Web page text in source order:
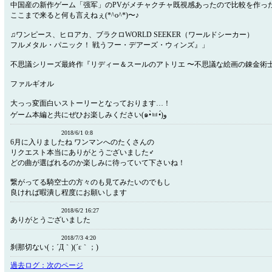
中国産の新作ゲーム「强军」のPVがメチャクチャ既視感あったので比較を作
ここまで来ると何も言えねぇ(*^o^*)〜♪
♫ワンピース、ヒロアカ、ブラクロWORLD SEEKER（ワールドシーカー）
フルメタル・パニック！ 戦うフー・デアーズ・ウィンズ』」
不思議シリーズ最終作『リディー＆スールのアトリエ 〜不思議な絵画の錬金術
ファルギオル
大っっ変面白いストーリーとなっております…！
ゲーム本編と共にぜひお楽しみください(๑•̀ㅂ•́)و
2018/6/1 0:8
6月に入りましたね ワンマンへのたくさんの
リクエスト本当にありがとうございました♂
どの曲が選ばれるのか楽しみに待っていて下さいね！
繋がってる騎空士の方々のも見てみたいのでもし
良ければ暇潰し程度にお願いします
2018/6/2 16:27
ありがとうございました
2018/7/3 4:20
刹那切ない(；´Д｀)(´ε｀；)
過去ログ：次のページ